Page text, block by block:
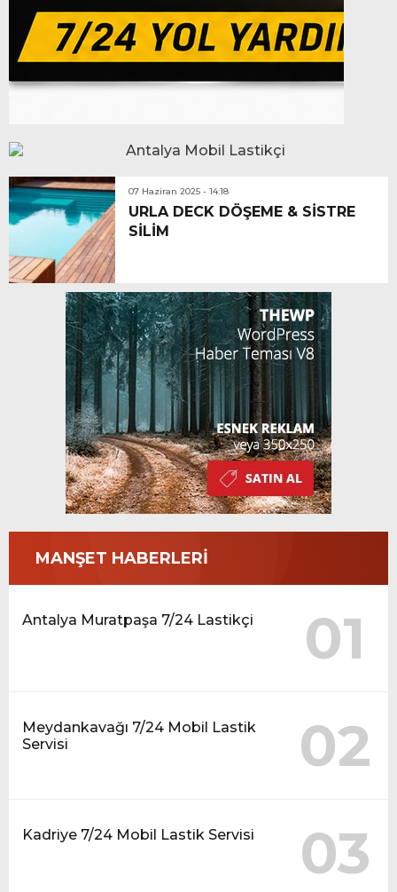
07 Haziran 2025 - 14:18
URLA DECK DÖŞEME & SİSTRE
SİLİM
MANŞET HABERLERİ
Antalya Muratpaşa 7/24 Lastikçi 01
Meydankavağı 7/24 Mobil Lastik
Servisi
02
Kadriye 7/24 Mobil Lastik Servisi 03